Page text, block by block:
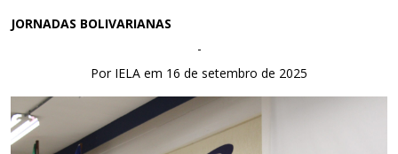
JORNADAS BOLIVARIANAS
-
Por IELA em 16 de setembro de 2025